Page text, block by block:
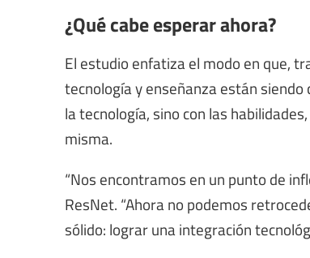
¿Qué cabe esperar ahora?
El estudio enfatiza el modo en que,
tecnología y enseñanza están
la tecnología, sino con las
misma.
“Nos encontramos en un punto de
ResNet. “Ahora no podemos
sólido: lograr una integración